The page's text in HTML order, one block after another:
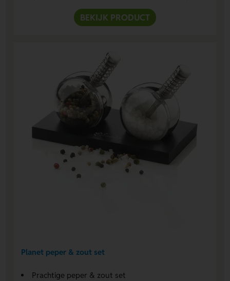
BEKIJK PRODUCT
Planet peper & zout set
Prachtige peper & zout set